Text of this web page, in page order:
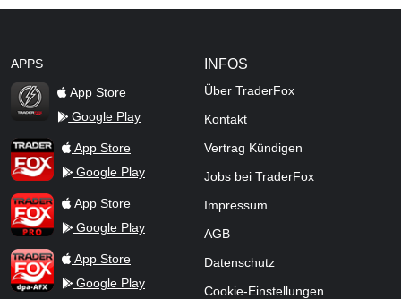
APPS
TraderFox Flash
App Store
Google Play
TraderFox AppApp Store
Google Play
TraderFox ProApp Store
Google Play
TraderFox dpa-AFX ProFeed
App Store
Google Play
INFOS
Über TraderFox
Kontakt
Vertrag Kündigen
Jobs bei TraderFox
Impressum
AGB
Datenschutz
Cookie-Einstellungen